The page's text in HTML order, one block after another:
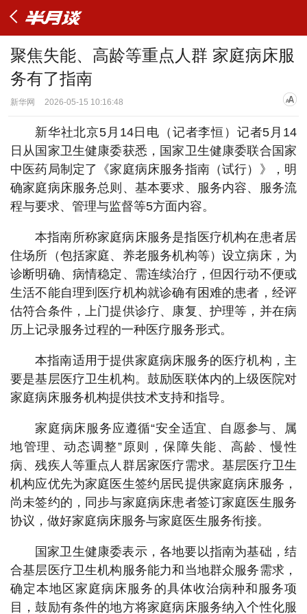
聚焦失能、高龄等重点人群 家庭病床服
务有了指南
新华网 2026-05-15 10:16:48
新华社北京5月14日电（记者李恒）记者5月14
日从国家卫生健康委获悉，国家卫生健康委联合国家
中医药局制定了《家庭病床服务指南（试行）》，明
确家庭病床服务总则、基本要求、服务内容、服务流
程与要求、管理与监督等5方面内容。
本指南所称家庭病床服务是指医疗机构在患者居
住场所（包括家庭、养老服务机构等）设立病床，为
诊断明确、病情稳定、需连续治疗，但因行动不便或
生活不能自理到医疗机构就诊确有困难的患者，经评
估符合条件，上门提供诊疗、康复、护理等，并在病
历上记录服务过程的一种医疗服务形式。
本指南适用于提供家庭病床服务的医疗机构，主
要是基层医疗卫生机构。鼓励医联体内的上级医院对
家庭病床服务机构提供技术支持和指导。
家庭病床服务应遵循“安全适宜、自愿参与、属
地管理、动态调整”原则，保障失能、高龄、慢性
病、残疾人等重点人群居家医疗需求。基层医疗卫生
机构应优先为家庭医生签约居民提供家庭病床服务，
尚未签约的，同步与家庭病床患者签订家庭医生服务
协议，做好家庭病床服务与家庭医生服务衔接。
国家卫生健康委表示，各地要以指南为基础，结
合基层医疗卫生机构服务能力和当地群众服务需求，
确定本地区家庭病床服务的具体收治病种和服务项
目，鼓励有条件的地方将家庭病床服务纳入个性化服